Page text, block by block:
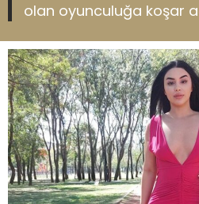
olan oyunculuğa koşar